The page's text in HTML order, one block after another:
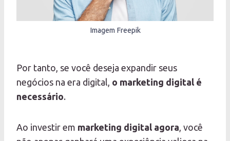
Imagem Freepik
Por tanto, se você deseja expandir seus
negócios na era digital, o marketing digital é
necessário.
Ao investir em marketing digital agora , você